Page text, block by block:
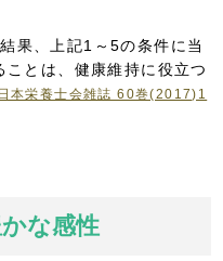
果、上記1～5の条件に当
とは、健康維持に役立つ
本栄養士会雑誌 60巻(2017)1
な感性